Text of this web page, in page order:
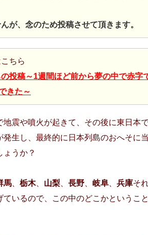
が、念のため投稿させて頂きます。
ちら
投稿～1週間ほど前から夢の中で赤字
きた～
震や噴火が起きて、その後に東日本
生し、最終的に日本列島のおへそに
ょうか？
馬、 栃木、 山梨、 長野、 岐阜、 兵庫そ
いるので、この中のどこかというこ